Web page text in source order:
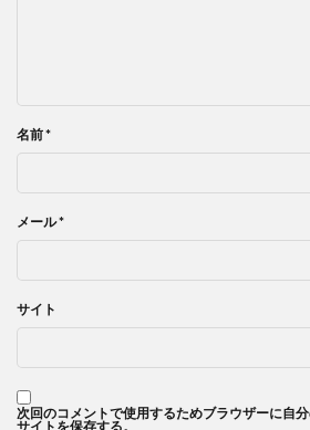
名前*
メール*
サイト
次回のコメントで使用するためブラウザーに自分
サイトを保存する。